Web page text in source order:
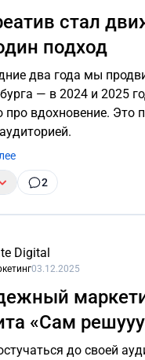
стал
подход
два года мы
— в 2024 и 2025
про вдохновение. Это
2
Digital
03.12.2025
«Сам
до своей